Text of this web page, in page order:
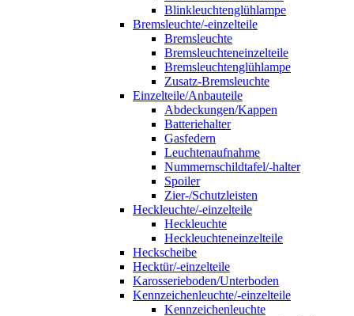
Blinkleuchtenglühlampe
Bremsleuchte/-einzelteile
Bremsleuchte
Bremsleuchteneinzelteile
Bremsleuchtenglühlampe
Zusatz-Bremsleuchte
Einzelteile/Anbauteile
Abdeckungen/Kappen
Batteriehalter
Gasfedern
Leuchtenaufnahme
Nummernschildtafel/-halter
Spoiler
Zier-/Schutzleisten
Heckleuchte/-einzelteile
Heckleuchte
Heckleuchteneinzelteile
Heckscheibe
Hecktür/-einzelteile
Karosserieboden/Unterboden
Kennzeichenleuchte/-einzelteile
Kennzeichenleuchte